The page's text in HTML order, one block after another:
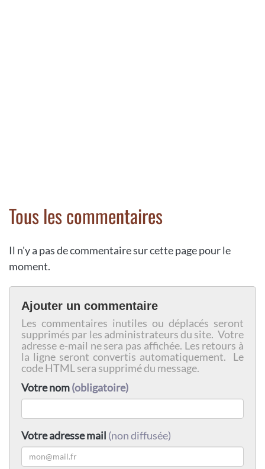
Tous les commentaires
Il n'y a pas de commentaire sur cette page pour le
moment.
Ajouter un commentaire
Les commentaires inutiles ou déplacés seront
supprimés par les administrateurs du site. Votre
adresse e-mail ne sera pas affichée. Les retours à
la ligne seront convertis automatiquement. Le
code HTML sera supprimé du message.
Votre nom(obligatoire)
Votre adresse mail (non diffusée)